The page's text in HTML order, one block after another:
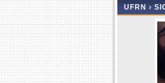
UFRN ›